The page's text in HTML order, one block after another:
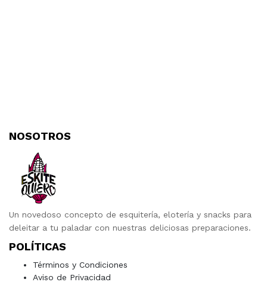
NOSOTROS
Un novedoso concepto de esquitería, elotería y snacks para
deleitar a tu paladar con nuestras deliciosas preparaciones.
POLÍTICAS
Términos y Condiciones
Aviso de Privacidad